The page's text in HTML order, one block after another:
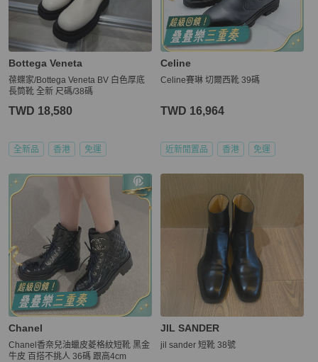
Bottega Veneta
葆蝶家/Bottega Veneta BV 白色厚底
長筒靴 全新 尺碼/38碼
TWD 18,580
全新品 香港 免運
Celine
Celine賽琳 切爾西靴 39碼
TWD 16,964
近新閒置品 香港 免運
Chanel
Chanel香奈兒油蠟皮菱格紋短靴 黑金
牛皮 百搭不挑人 36碼 跟高4cm
JIL SANDER
jil sander 短靴 38號